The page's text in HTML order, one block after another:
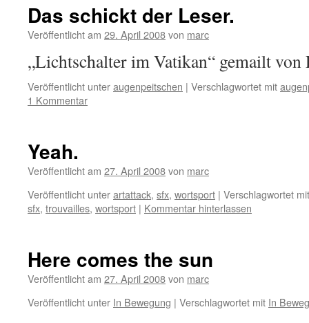
Das schickt der Leser.
Veröffentlicht am 29. April 2008von marc
„Lichtschalter im Vatikan“ gemailt von
Veröffentlicht unteraugenpeitschen | Verschlagwortet mit
1 Kommentar
Yeah.
Veröffentlicht am 27. April 2008von marc
Veröffentlicht unterartattack, sfx, wortsport | Verschlagwortet mit
sfx, trouvailles, wortsport | Kommentar hinterlassen
Here comes the sun
Veröffentlicht am 27. April 2008von marc
Veröffentlicht unter In Bewegung | Verschlagwortet mit In